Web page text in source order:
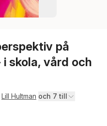
på
i skola, vård och
Lill Hultman och 7 till